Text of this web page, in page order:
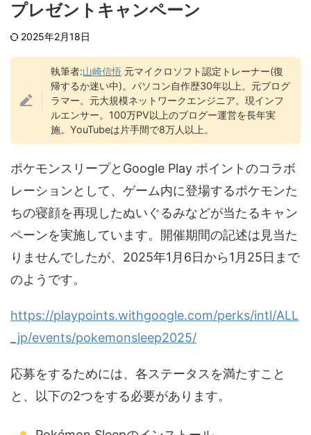
プレゼントキャンペーン
2025年2月18日
執筆者:山崎信悟 元マイクロソフト認定トレーナー(復
帰するか迷い中)。パソコン自作歴30年以上。元プログ
ラマー。元大規模ネットワークエンジニア。現インフ
ルエンサー。100万PV以上のブログー運営を長年実
施。YouTubeは片手間で8万人以上。
ポケモンスリープとGoogle Play ポイントのコラボ
レーションとして、​ゲーム内に​登場する​ポケモンた
ちの​寝顔を​再現した​ぬいぐる​みなどが​当たる​キャン
ペーンを​実施しています。開催期間の記述は見当た
りませんでしたが、2025年1月6日から1月25日まで
のようです。
https://playpoints.withgoogle.com/perks/intl/ALL
_jp/events/pokemonsleep2025/
応募をするためには、各ステータスを満たすこと
と、以下の2つをする必要があります。